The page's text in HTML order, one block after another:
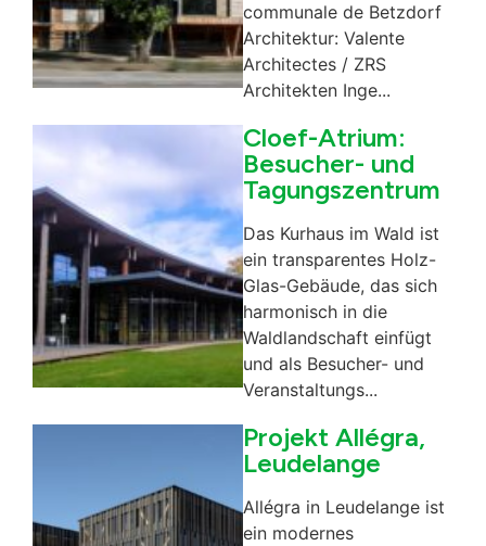
communale de Betzdorf
Architektur: Valente
Architectes / ZRS
Architekten Inge...
Cloef-Atrium:
Besucher- und
Tagungszentrum
Das Kurhaus im Wald ist
ein transparentes Holz-
Glas-Gebäude, das sich
harmonisch in die
Waldlandschaft einfügt
und als Besucher- und
Veranstaltungs...
Projekt Allégra,
Leudelange
Allégra in Leudelange ist
ein modernes